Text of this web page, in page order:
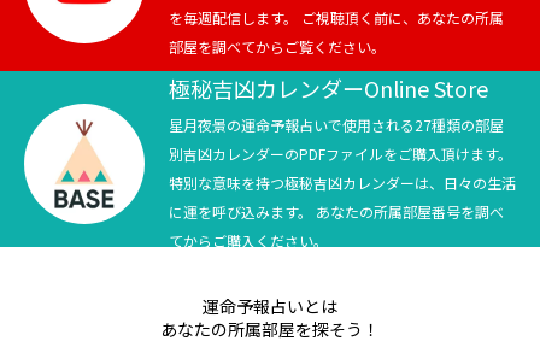
競馬
テニス四大大会・五輪
テニス四大大会・五輪
を毎週配信します。 ご視聴頂く前に、あなたの所属
部屋を調べてからご覧ください。
極秘吉凶カレンダーOnline Store
星月夜景の運命予報占いで使用される27種類の部屋
別吉凶カレンダーのPDFファイルをご購入頂けます。
特別な意味を持つ極秘吉凶カレンダーは、日々の生活
に運を呼び込みます。 あなたの所属部屋番号を調べ
てからご購入ください。
運命予報占いとは
あなたの所属部屋を探そう！